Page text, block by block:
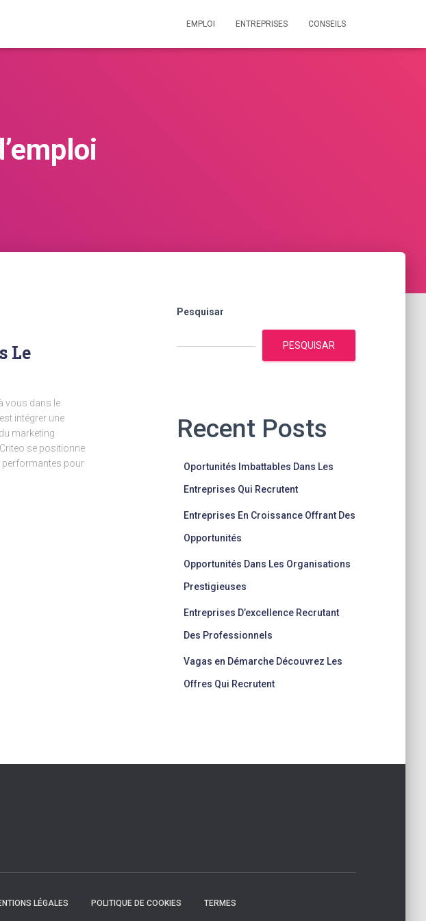
EMPLOI ENTREPRISES CONSEILS
Le
vous dans le
intégrer une
marketing
se positionne
pour
Pesquisar
PESQUISAR
Recent Posts
Oportunités Imbattables Dans Les
Entreprises Qui Recrutent
Entreprises En Croissance Offrant Des
Opportunités
Opportunités Dans Les Organisations
Prestigieuses
Entreprises D’excellence Recrutant
Des Professionnels
Vagas en Démarche Découvrez Les
Offres Qui Recrutent
LÉGALES POLITIQUE DE COOKIES TERMES